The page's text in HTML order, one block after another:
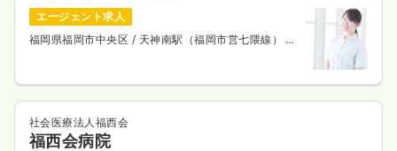
エージェント求人
福岡県福岡市中央区 / 天神南駅（福岡市営七隈線） 徒
社会医療法人福西会
福西会病院